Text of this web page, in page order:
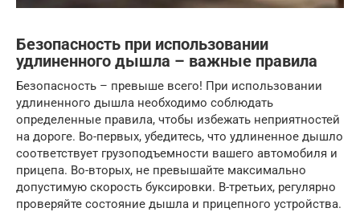
Безопасность при использовании
удлиненного дышла – важные правила
Безопасность – превыше всего! При использовании
удлиненного дышла необходимо соблюдать
определенные правила, чтобы избежать неприятностей
на дороге. Во-первых, убедитесь, что удлиненное дышло
соответствует грузоподъемности вашего автомобиля и
прицепа. Во-вторых, не превышайте максимально
допустимую скорость буксировки. В-третьих, регулярно
проверяйте состояние дышла и прицепного устройства.